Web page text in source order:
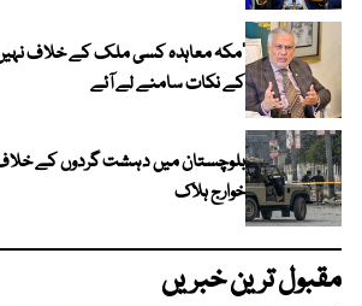
‘مکہ معاہدہ کسی ملک کے خلاف
کے نکات سامنے لے آئے
خوارج ہلاک
مقبول ترین خبریں